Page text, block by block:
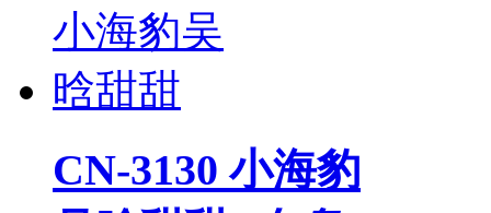
CN-3130 小海豹